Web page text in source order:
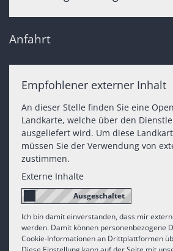
Anfahrt
Empfohlener externer Inhalt
An dieser Stelle finden Sie eine
Landkarte, welche über den
ausgeliefert wird. Um diese
müssen Sie der Verwendung von
zustimmen.
Externe Inhalte
Ich bin damit einverstanden, dass mir
werden. Damit können personenbezogene
Cookie-Informationen an Drittplattformen